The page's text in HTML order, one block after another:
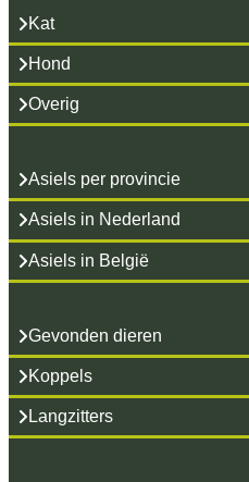
Kat
Hond
Overig
Asiels per provincie
Asiels in Nederland
Asiels in België
Gevonden dieren
Koppels
Langzitters